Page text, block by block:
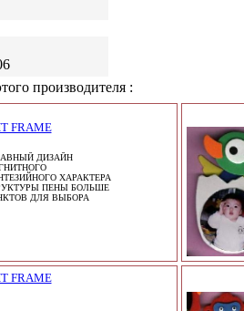
производителя :
FRAME
ДИЗАЙН
ХАРАКТЕРА
ПЕНЫ БОЛЬШЕ
ДЛЯ ВЫБОРА
FRAME